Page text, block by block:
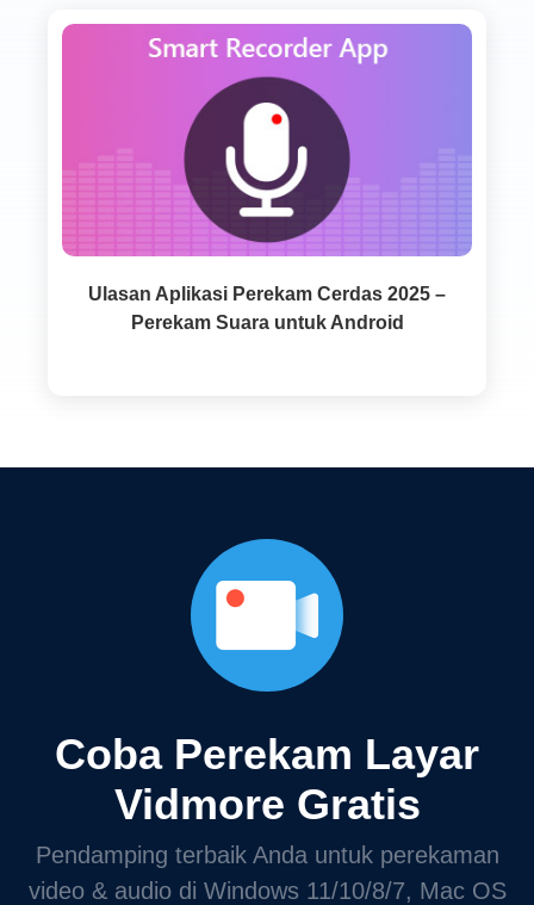
Ulasan Aplikasi Perekam Cerdas 2025 –
Perekam Suara untuk Android
Coba Perekam Layar
Vidmore Gratis
Pendamping terbaik Anda untuk perekaman
video & audio di Windows 11/10/8/7, Mac OS